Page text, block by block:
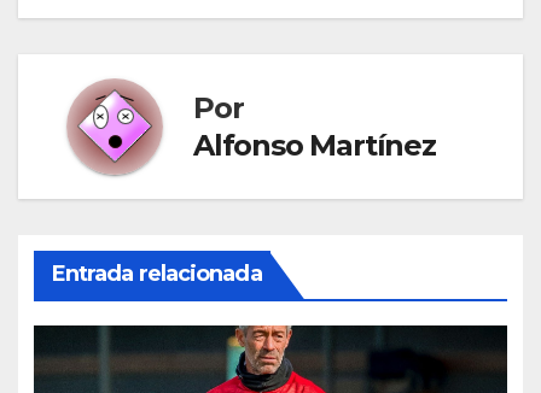
Por
Alfonso Martínez
Entrada relacionada